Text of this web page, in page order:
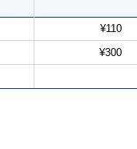
¥110
¥300